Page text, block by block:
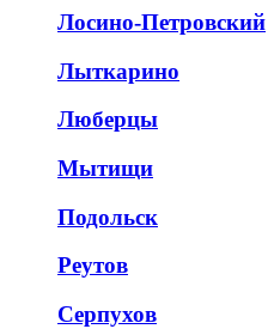
Лосино-Петровский
Лыткарино
Люберцы
Мытищи
Подольск
Реутов
Серпухов